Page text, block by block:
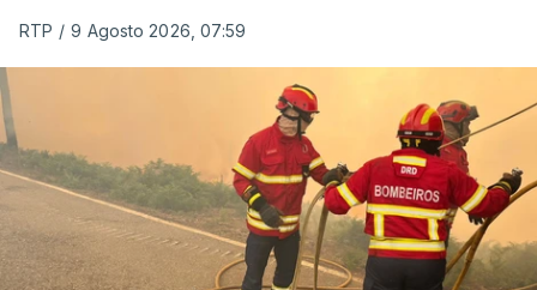
RTP / 9 Agosto 2026, 07:59